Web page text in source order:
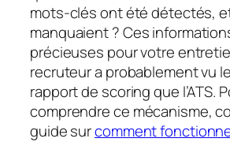
mots-clés ont été détectés,
manquaient ? Ces
précieuses pour votre
recruteur a probablement vu
rapport de scoring que l’ATS.
comprendre ce mécanisme,
guide surcomment